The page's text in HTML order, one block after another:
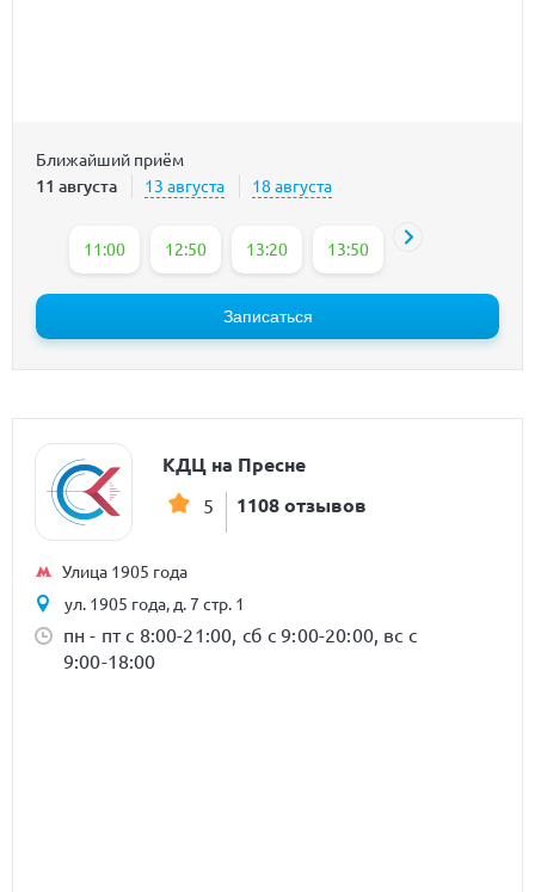
Ближайший приём
11 августа 13 августа 18 августа
11:00 12:50 13:20 13:50 14:20
Записаться
КДЦ на Пресне
5 1108 отзывов
Улица 1905 года
ул. 1905 года, д. 7 стр. 1
пн - пт с 8:00-21:00, сб с 9:00-20:00, вс с
9:00-18:00